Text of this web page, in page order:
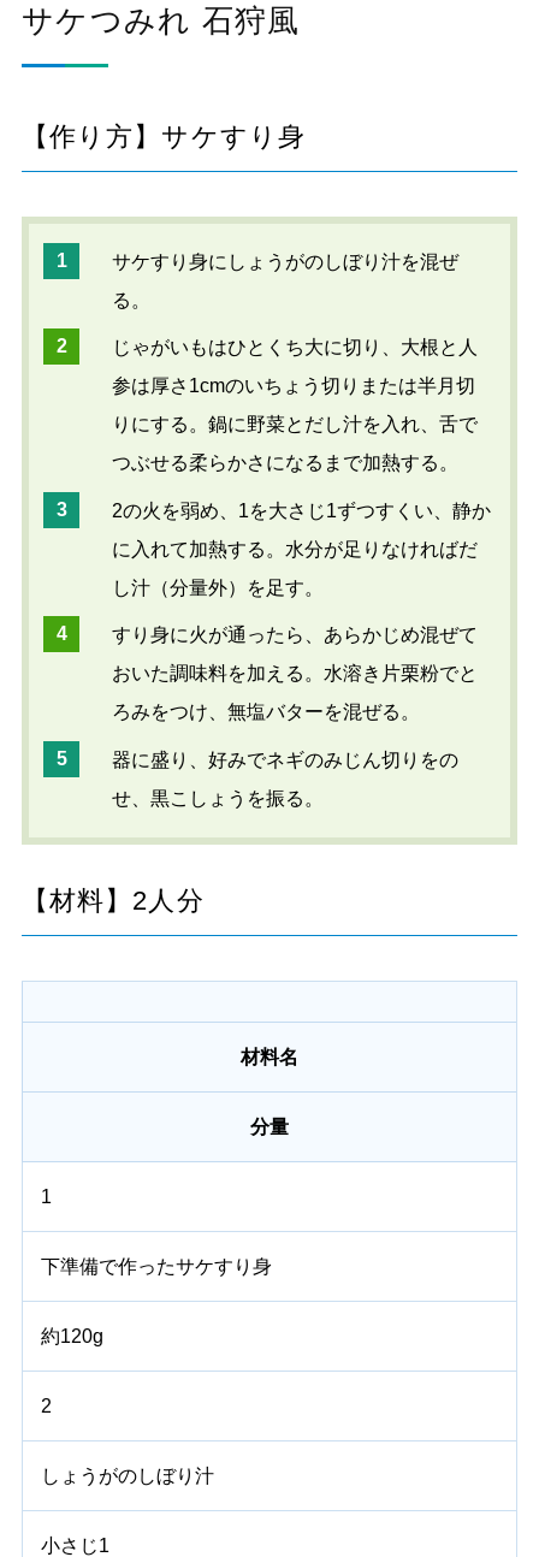
サケつみれ 石狩風
【作り方】サケすり身
サケすり身にしょうがのしぼり汁を混ぜ
る。
じゃがいもはひとくち大に切り、大根と人
参は厚さ1cmのいちょう切りまたは半月切
りにする。鍋に野菜とだし汁を入れ、舌で
つぶせる柔らかさになるまで加熱する。
2の火を弱め、1を大さじ1ずつすくい、静か
に入れて加熱する。水分が足りなければだ
し汁（分量外）を足す。
すり身に火が通ったら、あらかじめ混ぜて
おいた調味料を加える。水溶き片栗粉でと
ろみをつけ、無塩バターを混ぜる。
器に盛り、好みでネギのみじん切りをの
せ、黒こしょうを振る。
【材料】2人分
材料名
分量
1
下準備で作ったサケすり身
約120g
2
しょうがのしぼり汁
小さじ1